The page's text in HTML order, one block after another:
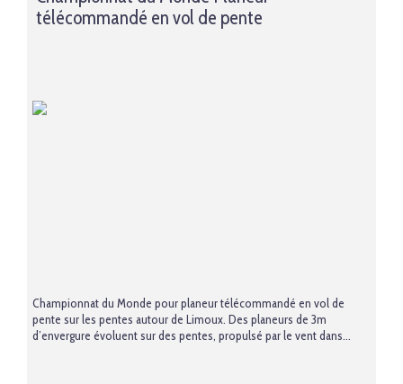
télécommandé en vol de pente
Championnat du Monde pour planeur télécommandé en vol de
pente sur les pentes autour de Limoux. Des planeurs de 3m
d’envergure évoluent sur des pentes, propulsé par le vent dans...